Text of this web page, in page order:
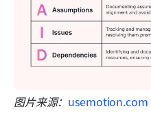
图片来源： usemotion.com